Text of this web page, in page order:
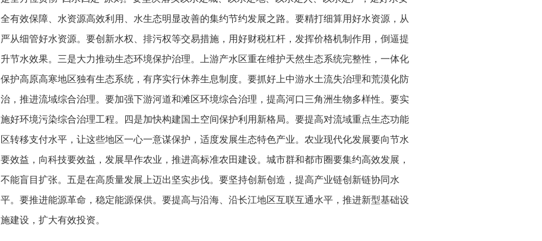
全有效保障、水资源高效利用、水生态明显改善的集约节约发展之路。要精打细算用好水资源，从
严从细管好水资源。要创新水权、排污权等交易措施，用好财税杠杆，发挥价格机制作用，倒逼提
升节水效果。三是大力推动生态环境保护治理。上游产水区重在维护天然生态系统完整性，一体化
保护高原高寒地区独有生态系统，有序实行休养生息制度。要抓好上中游水土流失治理和荒漠化防
治，推进流域综合治理。要加强下游河道和滩区环境综合治理，提高河口三角洲生物多样性。要实
施好环境污染综合治理工程。四是加快构建国土空间保护利用新格局。要提高对流域重点生态功能
区转移支付水平，让这些地区一心一意谋保护，适度发展生态特色产业。农业现代化发展要向节水
要效益，向科技要效益，发展旱作农业，推进高标准农田建设。城市群和都市圈要集约高效发展，
不能盲目扩张。五是在高质量发展上迈出坚实步伐。要坚持创新创造，提高产业链创新链协同水
平。要推进能源革命，稳定能源保供。要提高与沿海、沿长江地区互联互通水平，推进新型基础设
施建设，扩大有效投资。